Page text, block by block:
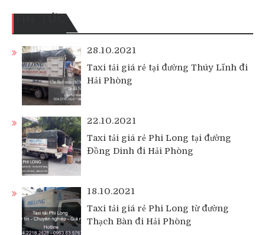
TIN TỨC
28.10.2021
Taxi tải giá rẻ tại đường Thúy Lĩnh đi
Hải Phòng
22.10.2021
Taxi tải giá rẻ Phi Long tại đường
Đồng Dinh đi Hải Phòng
18.10.2021
Taxi tải giá rẻ Phi Long từ đường
Thạch Bàn đi Hải Phòng